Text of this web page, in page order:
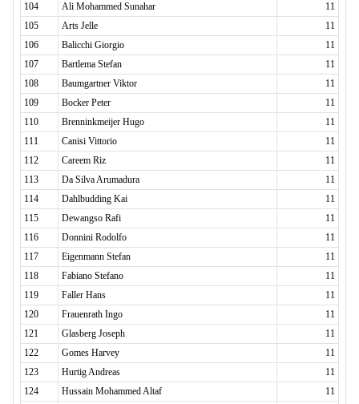
104
Ali Mohammed Sunahar
11
105
Arts Jelle
11
106
Balicchi Giorgio
11
107
Bartlema Stefan
11
108
Baumgartner Viktor
11
109
Bocker Peter
11
110
Brenninkmeijer Hugo
11
111
Canisi Vittorio
11
112
Careem Riz
11
113
Da Silva Arumadura
11
114
Dahlbudding Kai
11
115
Dewangso Rafi
11
116
Donnini Rodolfo
11
117
Eigenmann Stefan
11
118
Fabiano Stefano
11
119
Faller Hans
11
120
Frauenrath Ingo
11
121
Glasberg Joseph
11
122
Gomes Harvey
11
123
Hurtig Andreas
11
124
Hussain Mohammed Altaf
11